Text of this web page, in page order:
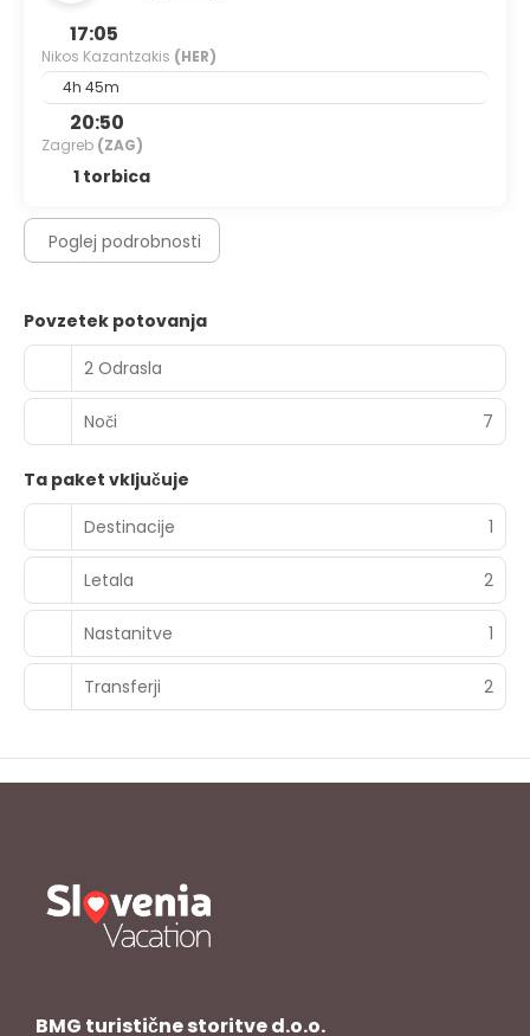
17:05
Nikos Kazantzakis (HER)
4h 45m
20:50
Zagreb (ZAG)
1 torbica
Poglej podrobnosti
Povzetek potovanja
2 Odrasla
Noči 7
Ta paket vključuje
Destinacije
1
Letala 2
Nastanitve 1
Transferji 2
BMG turistične storitve d.o.o.